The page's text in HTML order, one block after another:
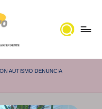
AUTISMO DENUNCIA